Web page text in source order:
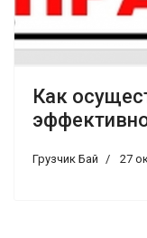
Как
Грузчик Бай 27